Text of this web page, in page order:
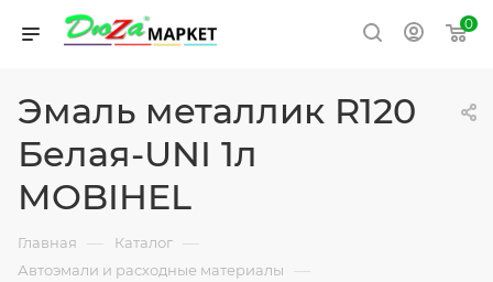
0
Эмаль металлик R120
Белая-UNI 1л
MOBIHEL
Главная — Каталог —
Автоэмали и расходные материалы —